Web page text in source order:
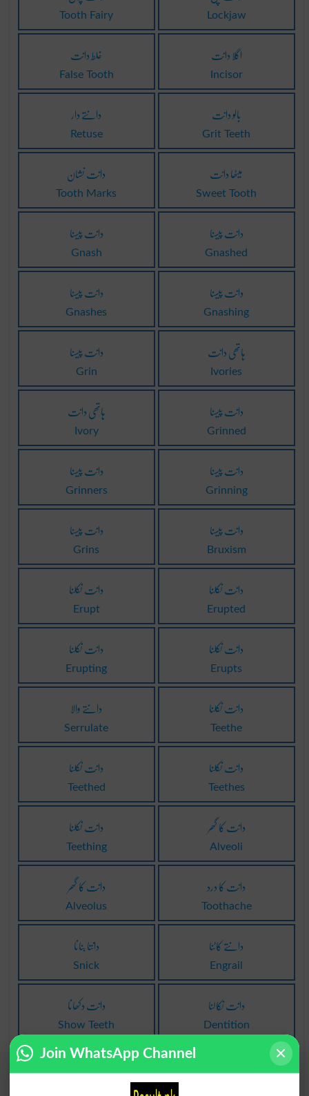
Tooth Fairy Lockjaw
غلط دانت
False Tooth
اگلا دانت
Incisor
دانتے دار
Retuse
بالو دانت
Grit Teeth
دانت نشان
Tooth Marks
میٹھا دانت
Sweet Tooth
دانت پیسنا
Gnash
دانت پیسنا
Gnashed
دانت پیسنا
Gnashes
دانت پیسنا
Gnashing
دانت پیسنا
Grin
ہاتھی دانت
Ivories
ہاتھی دانت
Ivory
دانت پیسنا
Grinned
دانت پیسنا
Grinners
دانت پیسنا
Grinning
دانت پیسنا
Grins
دانت پیسنا
Bruxism
دانت نکلنا
Erupt
دانت نکلنا
Erupted
دانت نکلنا
Erupting
دانت نکلنا
Erupts
دانتے والا
Serrulate
دانت نکلنا
Teethe
دانت نکلنا
Teethed
دانت نکلنا
Teethes
دانت نکلنا
Teething
دانت کا گھر
Alveoli
دانت کا گھر
Alveolus
دانت کا درد
Toothache
دانتا بنانا
Snick
دانتے کاٹنا
Engrail
دانت دکھانا
Show Teeth
دانت نکالنا
Dentition
بناؤٹی دانت
Join WhatsApp Channel